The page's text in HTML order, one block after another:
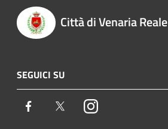
Città di Venaria Reale
SEGUICI SU
Facebook TwitterInstagram